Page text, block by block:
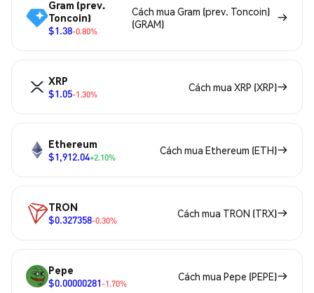
Gram (prev.
Toncoin)
$1.38-0.80%
Cách mua Gram (prev. Toncoin)
(GRAM)
XRP
$1.05-1.30%
Cách mua XRP (XRP)
Ethereum
$1,912.04+2.10%
Cách mua Ethereum (ETH)
TRON
$0.327358-0.30%
Cách mua TRON (TRX)
Pepe
$0.00000281-1.70%
Cách mua Pepe (PEPE)